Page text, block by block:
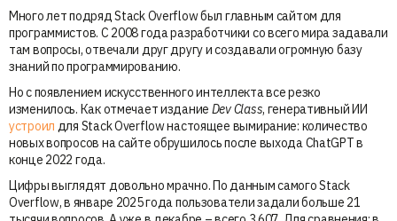
Много лет подряд Stack Overflow был главным сайтом для
программистов. С 2008 года разработчики со всего мира задавали
там вопросы, отвечали друг другу и создавали огромную базу
знаний по программированию.
Но с появлением искусственного интеллекта все резко
изменилось. Как отмечает издание Dev Class, генеративный ИИ
устроил для Stack Overflow настоящее вымирание: количество
новых вопросов на сайте обрушилось после выхода ChatGPT в
конце 2022 года.
Цифры выглядят довольно мрачно. По данным самого Stack
Overflow, в январе 2025 года пользователи задали больше 21